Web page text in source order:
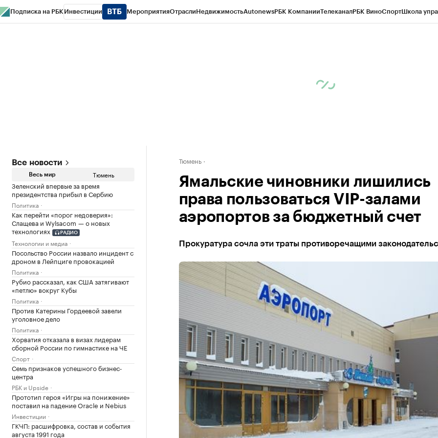
Подписка на РБК Инвестиции МероприятияОтраслиНедвижимостьAutonewsРБК КомпанииТелеканалРБК ВиноСпортШкола
Все новости
Весь мир Тюмень
Зеленский впервые за время
президентства прибыл в Сербию
Политика
Как перейти «порог недоверия»:
Слащева и Wylsacom — о новых
технологиях
РАДИО
Технологии и медиа
Посольство России назвало инцидент с
дроном в Лейпциге провокацией
Политика
Рубио рассказал, как США затягивают
«петлю» вокруг Кубы
Политика
Против Катерины Гордеевой завели
уголовное дело
Политика
Хорватия отказала в визах лидерам
сборной России по гимнастике на ЧЕ
Спорт
Семь признаков успешного бизнес-
центра
РБК и Upside
Прототип героя «Игры на понижение»
поставил на падение Oracle и Nebius
Инвестиции
ГКЧП: расшифровка, состав и события
августа 1991 года
Тюмень
Ямальские чиновники лишились
права пользоваться VIP-залами
аэропортов за бюджетный счет
Прокуратура сочла эти траты противоречащими